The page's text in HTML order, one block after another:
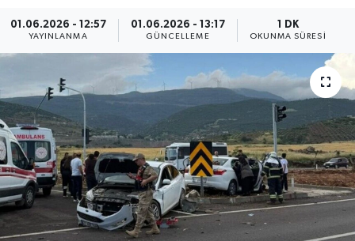
01.06.2026 - 12:57
YAYINLANMA
01.06.2026 - 13:17
GÜNCELLEME
1 DK
OKUNMA SÜRESI